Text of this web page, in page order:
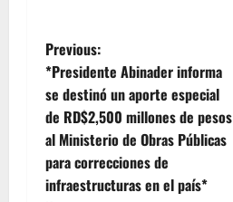
P
o
s
t
Previous:
*Presidente Abinader informa
se destinó un aporte especial
de RD$2,500 millones de pesos
al Ministerio de Obras Públicas
para correcciones de
infraestructuras en el país*